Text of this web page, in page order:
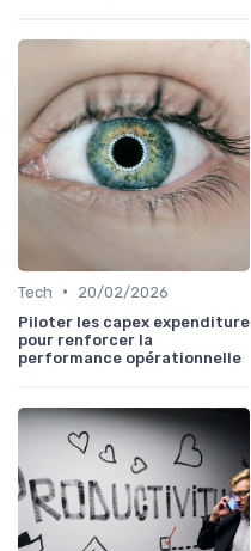
Tech •
20/02/2026
Piloter les capex expenditure
pour renforcer la
performance opérationnelle